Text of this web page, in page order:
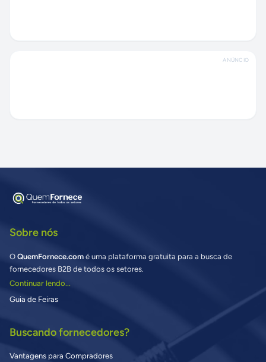
ANÚNCIO
Sobre nós
O QuemFornece.com é uma plataforma gratuita para a busca de
fornecedores B2B de todos os setores.
Continuar lendo...
Guia de Feiras
Buscando fornecedores?
Vantagens para Compradores